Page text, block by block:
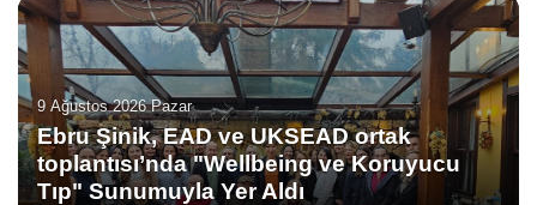
9 Ağustos 2026 Pazar
Ebru Şinik, EAD ve UKSEAD ortak
toplantısı’nda "Wellbeing ve Koruyucu
Tıp" Sunumuyla Yer Aldı